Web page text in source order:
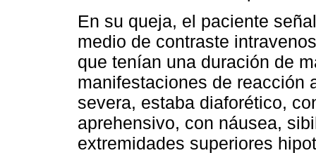
En su queja, el paciente
medio de contraste
que tenían una duración de
manifestaciones de reacción
severa, estaba diaforético,
aprehensivo, con náusea,
extremidades superiores